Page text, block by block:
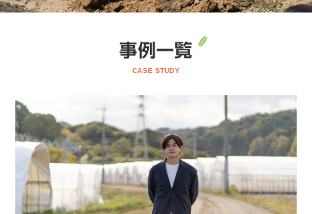
事例一覧
CASE STUDY